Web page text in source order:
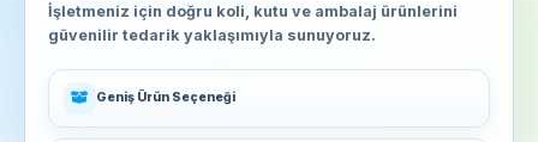
İşletmeniz için doğru koli, kutu ve ambalaj ürünlerini
güvenilir tedarik yaklaşımıyla sunuyoruz.
Geniş Ürün Seçeneği